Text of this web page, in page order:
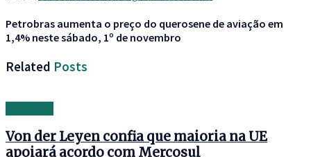
Petrobras aumenta o preço do querosene de aviação em
1,4% neste sábado, 1º de novembro
Related Posts
Von der Leyen confia que maioria na UE
apoiará acordo com Mercosul